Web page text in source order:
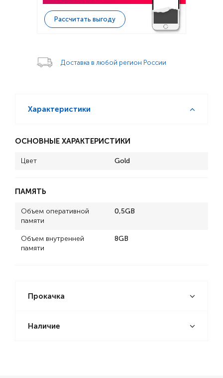
Рассчитать выгоду
Доставка в любой регион России
Характеристики
ОСНОВНЫЕ ХАРАКТЕРИСТИКИ
Цвет Gold
ПАМЯТЬ
Объем оперативной
памяти
0,5GB
Объем внутренней
памяти
8GB
Прокачка
Наличие